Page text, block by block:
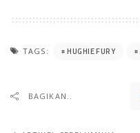
TAGS: HUGHIE FURY
BAGIKAN..